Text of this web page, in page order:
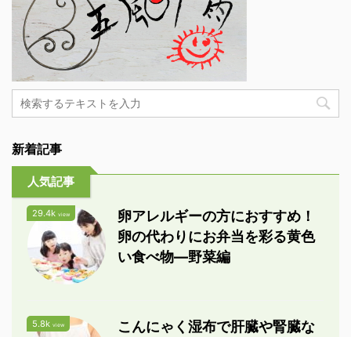
新着記事
人気記事
29.4k view
卵アレルギーの方におすすめ！
卵の代わりにお弁当を彩る黄色
い食べ物―野菜編
5.8k view
こんにゃく湿布で肝臓や腎臓な